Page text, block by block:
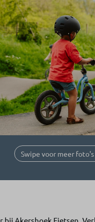
Swipe voor meer
Akershoek Fietsen,